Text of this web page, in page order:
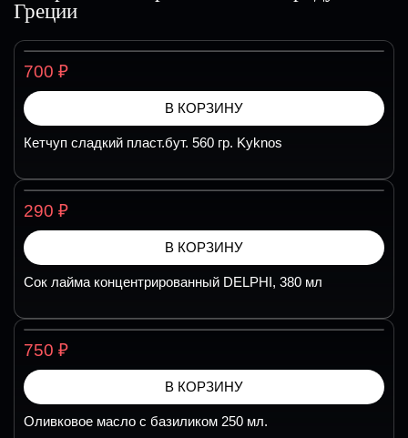
Греции
700 ₽
В КОРЗИНУ
Кетчуп сладкий пласт.бут. 560 гр. Kyknos
290 ₽
В КОРЗИНУ
Сок лайма концентрированный DELPHI, 380 мл
750 ₽
В КОРЗИНУ
Оливковое масло с базиликом 250 мл.